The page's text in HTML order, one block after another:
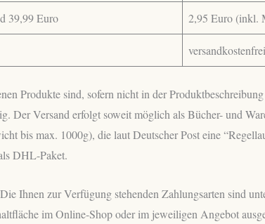
39,99 Euro 2,95 Euro (inkl.
versandkostenfrei
Produkte sind, sofern nicht in der
Der Versand erfolgt soweit möglich als Bücher- und
bis max. 1000g), die laut Deutscher Post eine
DHL-Paket.
Ihnen zur Verfügung stehenden Zahlungsarten sind
im Online-Shop oder im jeweiligen Angebot